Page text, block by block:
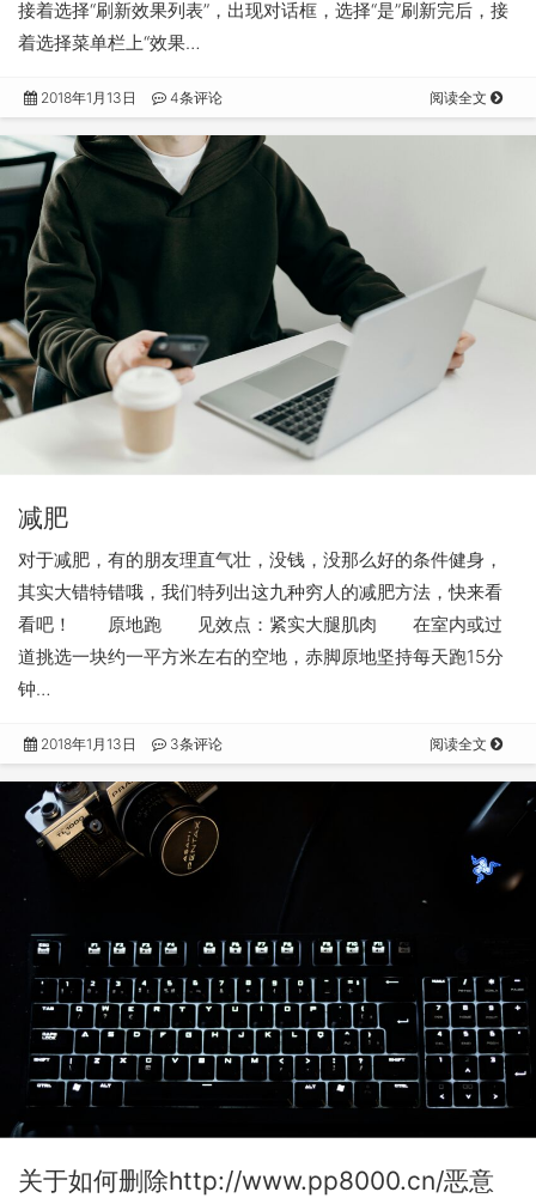
接着选择“刷新效果列表”，出现对话框，选择“是”刷新完后，接
着选择菜单栏上“效果…
2018年1月13日 4条评论 阅读全文
减肥
对于减肥，有的朋友理直气壮，没钱，没那么好的条件健身，
其实大错特错哦，我们特列出这九种穷人的减肥方法，快来看
看吧！ 原地跑 见效点：紧实大腿肌肉 在室内或过
道挑选一块约一平方米左右的空地，赤脚原地坚持每天跑15分
钟…
2018年1月13日 3条评论 阅读全文
关于如何删除http://www.pp8000.cn/恶意